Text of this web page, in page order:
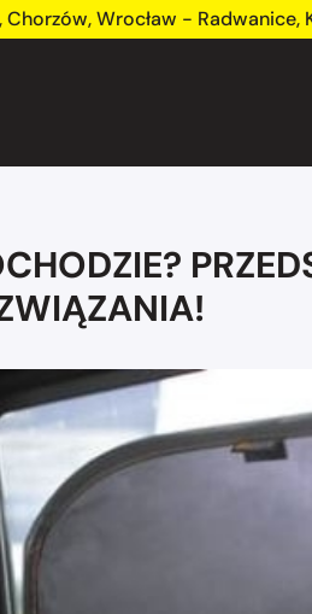
,Chorzów,Wrocław - Radwanice,